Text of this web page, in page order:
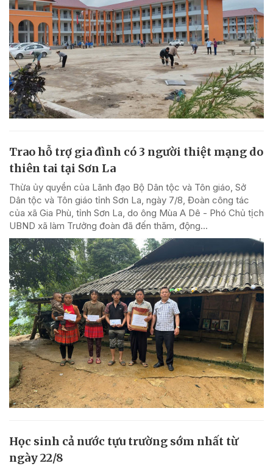
Trao hỗ trợ gia đình có 3 người thiệt mạng do
thiên tai tại Sơn La
Thừa ủy quyền của Lãnh đạo Bộ Dân tộc và Tôn giáo, Sở
Dân tộc và Tôn giáo tỉnh Sơn La, ngày 7/8, Đoàn công tác
của xã Gia Phù, tỉnh Sơn La, do ông Mùa A Dê - Phó Chủ tịch
UBND xã làm Trưởng đoàn đã đến thăm, động...
Học sinh cả nước tựu trường sớm nhất từ
ngày 22/8